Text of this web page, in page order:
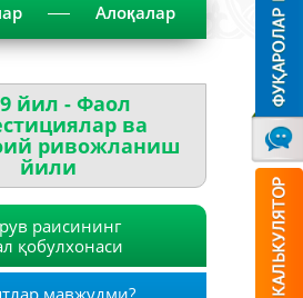
Алоқалар
йил - Фаол
ва
ривожланиш
йили
раисининг
қобулхонаси
мавжудми?